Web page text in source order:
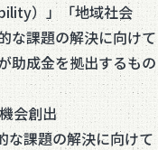
）」「地域社会
な課題の解決に向けて
助成金を拠出するもの
会創出
課題の解決に向けて